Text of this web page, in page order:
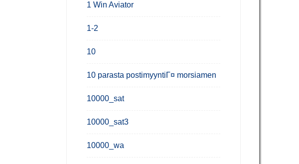
1 Win Aviator
1-2
10
10 parasta postimyyntiГ¤ morsiamen
10000_sat
10000_sat3
10000_wa